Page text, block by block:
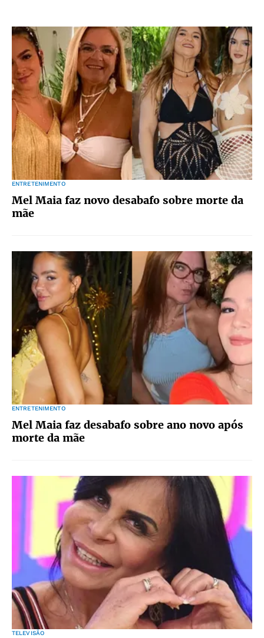
ENTRETENIMENTO
Mel Maia faz novo desabafo sobre morte da
mãe
ENTRETENIMENTO
Mel Maia faz desabafo sobre ano novo após
morte da mãe
TELEVISÃO